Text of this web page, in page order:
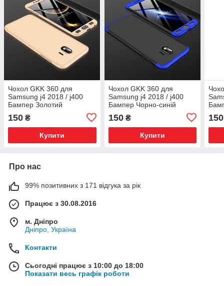
Чохол GKK 360 для
Samsung j4 2018 / j400
Бампер Золотий
150 ₴
Купити
Чохол GKK 360 для
Samsung j4 2018 / j400
Бампер Чорно-синій
150₴
Купити
150
Про нас
99% позитивних з 171 відгука за рік
Працює з 30.08.2016
м. Дніпро
Дніпро, Україна
Контакти
Сьогодні працює з 10:00 до 18:00
Показати весь графік роботи